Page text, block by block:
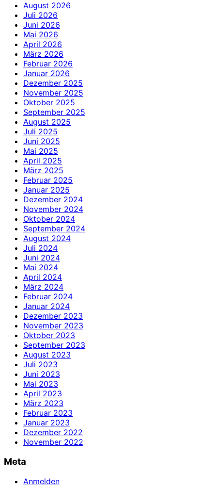
August 2026
Juli 2026
Juni 2026
Mai 2026
April 2026
März 2026
Februar 2026
Januar 2026
Dezember 2025
November 2025
Oktober 2025
September 2025
August 2025
Juli 2025
Juni 2025
Mai 2025
April 2025
März 2025
Februar 2025
Januar 2025
Dezember 2024
November 2024
Oktober 2024
September 2024
August 2024
Juli 2024
Juni 2024
Mai 2024
April 2024
März 2024
Februar 2024
Januar 2024
Dezember 2023
November 2023
Oktober 2023
September 2023
August 2023
Juli 2023
Juni 2023
Mai 2023
April 2023
März 2023
Februar 2023
Januar 2023
Dezember 2022
November 2022
Meta
Anmelden